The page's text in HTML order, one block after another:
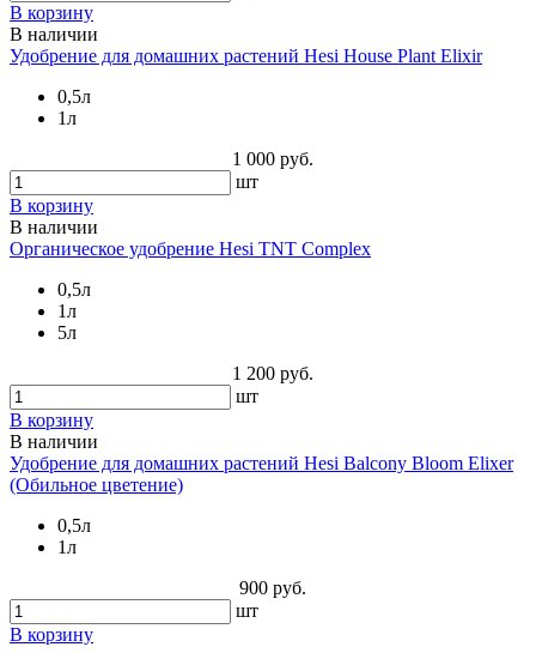
В корзину
В наличии
Удобрение для домашних растений Hesi House Plant Elixir
0,5л
1л
1 000 руб.
шт
В корзину
В наличии
Органическое удобрение Hesi TNT Complex
0,5л
1л
5л
1 200 руб.
шт
В корзину
В наличии
Удобрение для домашних растений Hesi Balcony Bloom Elixer
(Обильное цветение)
0,5л
1л
900 руб.
шт
В корзину